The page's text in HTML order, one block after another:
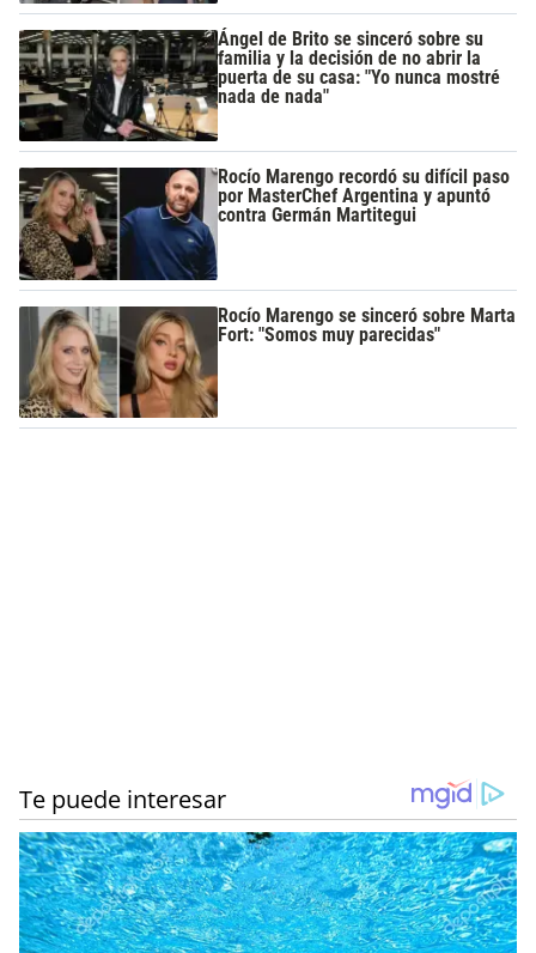
Ángel de Brito se sinceró sobre su
familia y la decisión de no abrir la
puerta de su casa: "Yo nunca mostré
nada de nada"
Rocío Marengo recordó su difícil paso
por MasterChef Argentina y apuntó
contra Germán Martitegui
Rocío Marengo se sinceró sobre Marta
Fort: "Somos muy parecidas"